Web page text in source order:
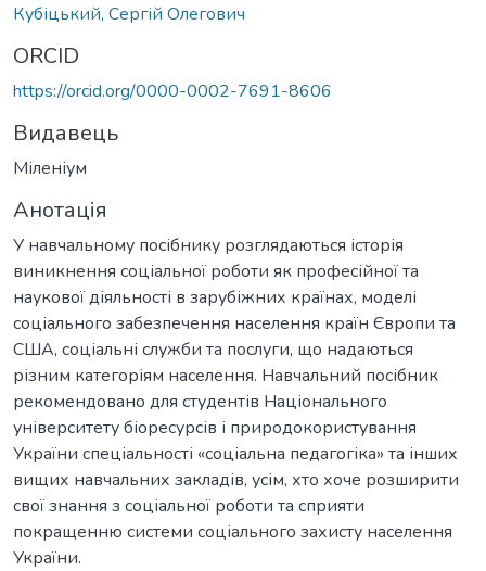
Кубіцький, Сергій Олегович
ORCID
https://orcid.org/0000-0002-7691-8606
Видавець
Міленіум
Анотація
У навчальному посібнику розглядаються історія
виникнення соціальної роботи як професійної та
наукової діяльності в зарубіжних країнах, моделі
соціального забезпечення населення країн Європи та
США, соціальні служби та послуги, що надаються
різним категоріям населення. Навчальний посібник
рекомендовано для студентів Національного
університету біоресурсів і природокористування
України спеціальності «соціальна педагогіка» та інших
вищих навчальних закладів, усім, хто хоче розширити
свої знання з соціальної роботи та сприяти
покращенню системи соціального захисту населення
України.